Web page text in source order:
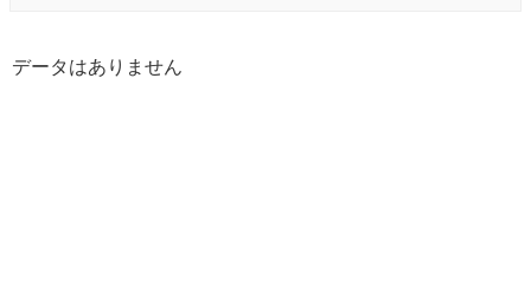
データはありません